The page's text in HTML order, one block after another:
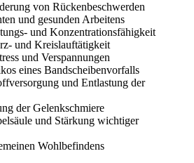
von Rückenbeschwerden
und gesunden Arbeitens
und Konzentrationsfähigkeit
und Kreislauftätigkeit
und Verspannungen
eines Bandscheibenvorfalls
und Entlastung der
der Gelenkschmiere
und Stärkung wichtiger
Wohlbefindens